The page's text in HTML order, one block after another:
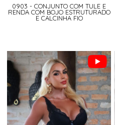
0903 - CONJUNTO COM TULE E
RENDA COM BOJO ESTRUTURADO
E CALCINHA FIO